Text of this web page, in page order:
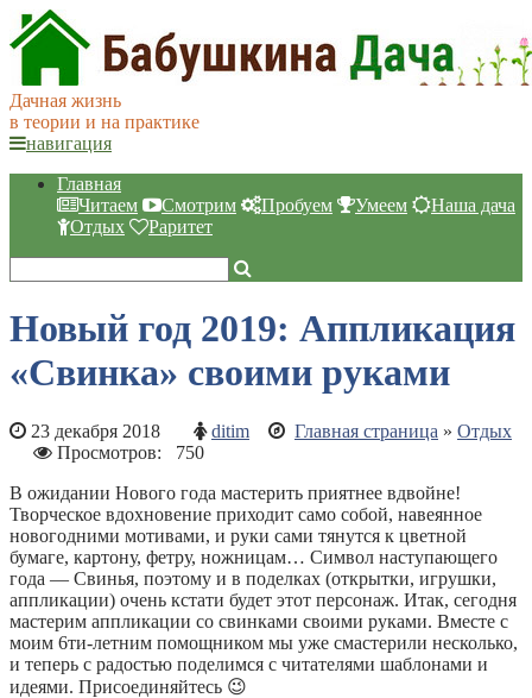
Дачная жизнь
в теории и на практике
навигация
Главная
Читаем
Смотрим Пробуем Умеем
Наша дача
Отдых
Раритет
Новый год 2019: Аппликация
«Свинка» своими руками
23 декабря 2018 ditim Главная страница » Отдых
Просмотров: 750
В ожидании Нового года мастерить приятнее вдвойне!
Творческое вдохновение приходит само собой, навеянное
новогодними мотивами, и руки сами тянутся к цветной
бумаге, картону, фетру, ножницам… Символ наступающего
года — Свинья, поэтому и в поделках (открытки, игрушки,
аппликации) очень кстати будет этот персонаж. Итак, сегодня
мастерим аппликации со свинками своими руками. Вместе с
моим 6ти-летним помощником мы уже смастерили несколько,
и теперь с радостью поделимся с читателями шаблонами и
идеями. Присоединяйтесь 😉